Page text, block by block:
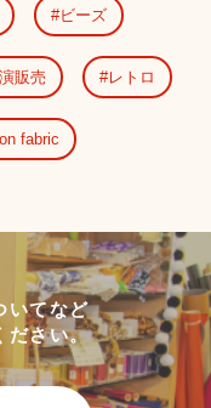
ビーズ
販売 レトロ
fabric
いてなど
ださい。